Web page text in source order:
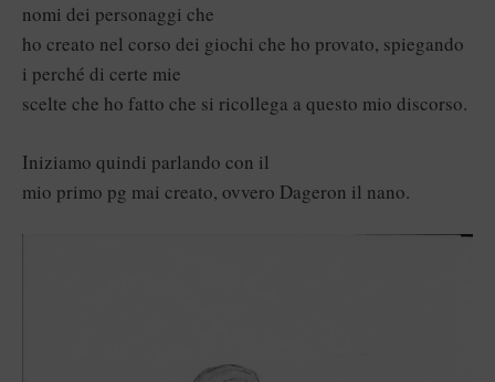
nomi dei personaggi che
ho creato nel corso dei giochi che ho provato, spiegando
i perché di certe mie
scelte che ho fatto che si ricollega a questo mio discorso.
Iniziamo quindi parlando con il
mio primo pg mai creato, ovvero Dageron il nano.